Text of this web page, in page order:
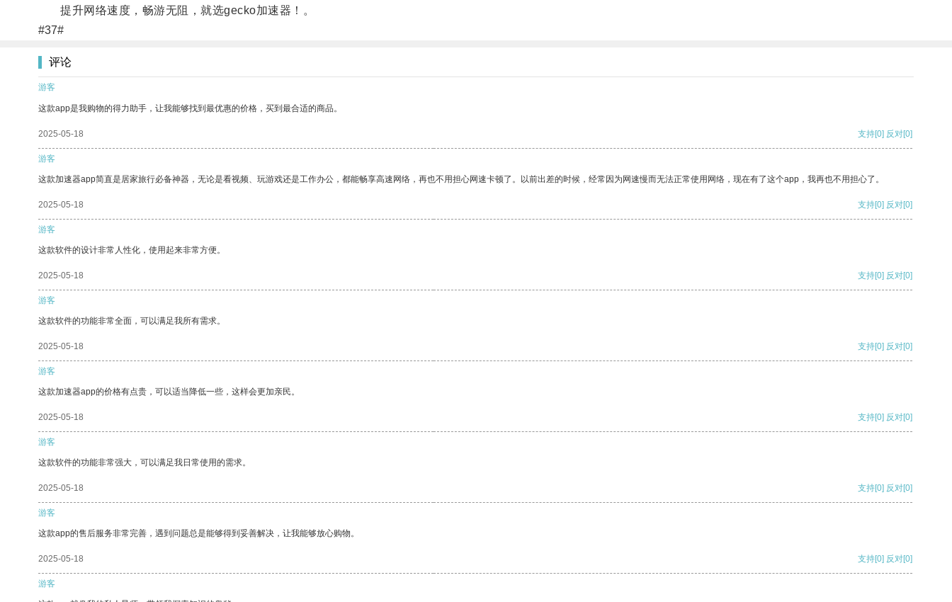
提升网络速度，畅游无阻，就选gecko加速器！。
#37#
评论
游客
这款app是我购物的得力助手，让我能够找到最优惠的价格，买到最合适的商品。
2025-05-18 支持[0] 反对[0]
游客
这款加速器app简直是居家旅行必备神器，无论是看视频、玩游戏还是工作办公，都能畅享高速网络，再也不用担心网速卡顿了。以前出差的时候，经常因为网速慢而无法正常使用网络，现在有了这个app，我再也不用担心了。
2025-05-18 支持[0] 反对[0]
游客
这款软件的设计非常人性化，使用起来非常方便。
2025-05-18 支持[0] 反对[0]
游客
这款软件的功能非常全面，可以满足我所有需求。
2025-05-18 支持[0] 反对[0]
游客
这款加速器app的价格有点贵，可以适当降低一些，这样会更加亲民。
2025-05-18 支持[0] 反对[0]
游客
这款软件的功能非常强大，可以满足我日常使用的需求。
2025-05-18 支持[0] 反对[0]
游客
这款app的售后服务非常完善，遇到问题总是能够得到妥善解决，让我能够放心购物。
2025-05-18 支持[0] 反对[0]
游客